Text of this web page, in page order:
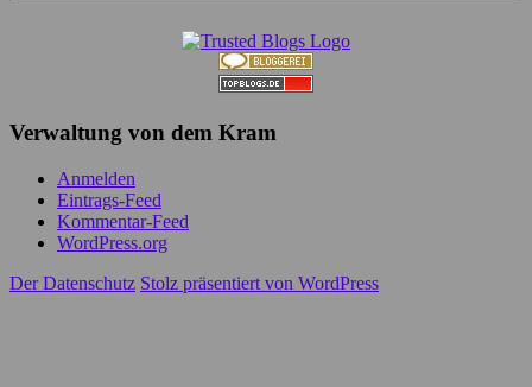
Verwaltung von dem Kram
Anmelden
Eintrags-Feed
Kommentar-Feed
WordPress.org
Der Datenschutz Stolz präsentiert von WordPress